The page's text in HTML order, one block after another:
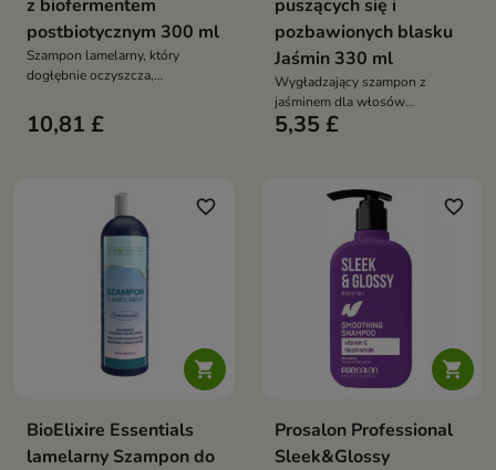
z biofermentem
postbiotycznym 300 ml
Szampon lamelarny, który
dogłębnie oczyszcza,
włosy, nadając im efekt tafli i
zdrowy połysk
10,81 £
puszących się i
pozbawionych blasku
Jaśmin 330 ml
Wygładzający szampon z
jaśminem dla włosów
puszących się i matowych —
5,35 £

favorite_border
BioElixire Essentials
lamelarny Szampon do

favorite_border
Prosalon Professional
Sleek&Glossy